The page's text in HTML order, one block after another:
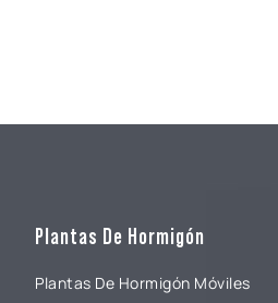
Plantas De Hormigón
Plantas De Hormigón Móviles